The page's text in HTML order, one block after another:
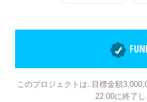
このプロジェクトは、目標金額
22:00に終了し